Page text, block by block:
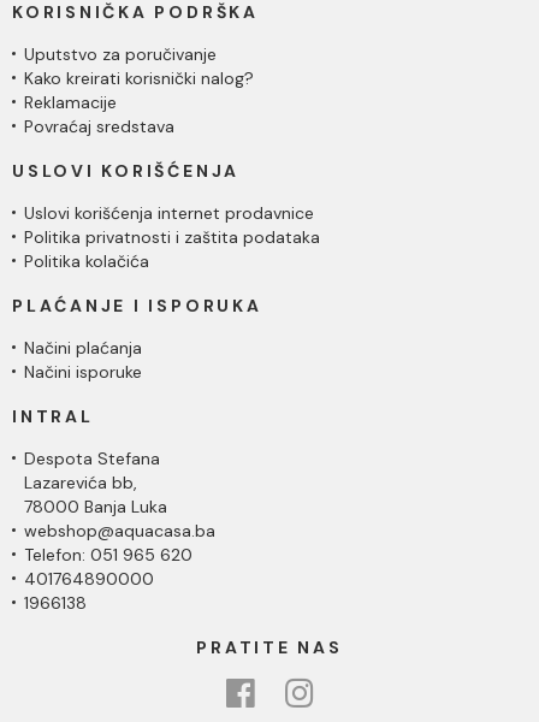
KORISNIČKA PODRŠKA
Uputstvo za poručivanje
Kako kreirati korisnički nalog?
Reklamacije
Povraćaj sredstava
USLOVI KORIŠĆENJA
Uslovi korišćenja internet prodavnice
Politika privatnosti i zaštita podataka
Politika kolačića
PLAĆANJE I ISPORUKA
Načini plaćanja
Načini isporuke
INTRAL
Despota Stefana
Lazarevića bb,
78000 Banja Luka
webshop@aquacasa.ba
Telefon: 051 965 620
401764890000
1966138
PRATITE NAS